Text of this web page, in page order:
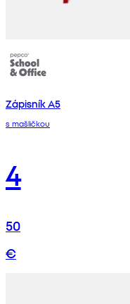
Zápisník A5
s mašličkou
4
50
€